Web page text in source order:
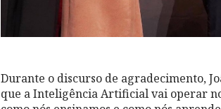
Durante o discurso de agradecimento,
que a Inteligência Artificial vai operar